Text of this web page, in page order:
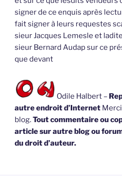
signer de ce enquis après
fait signer à leurs requestes
sieur Jacques Lemesle et
sieur Bernard Audap sur ce
que devant
Odile Halbert –
autre endroit d’Internet
blog.Tout commentaire ou
article sur autre blog ou
du droit d’auteur.